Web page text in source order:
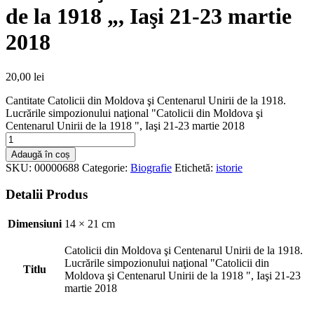
de la 1918 „, Iaşi 21-23 martie
2018
20,00 lei
Cantitate Catolicii din Moldova şi Centenarul Unirii de la 1918.
Lucrările simpozionului naţional "Catolicii din Moldova şi
Centenarul Unirii de la 1918 ", Iaşi 21-23 martie 2018
Adaugă în coș
SKU: 00000688 Categorie: Biografie Etichetă: istorie
Detalii Produs
Dimensiuni 14 × 21 cm
Titlu
Catolicii din Moldova şi Centenarul Unirii de la 1918.
Lucrările simpozionului naţional "Catolicii din
Moldova şi Centenarul Unirii de la 1918 ", Iaşi 21-23
martie 2018